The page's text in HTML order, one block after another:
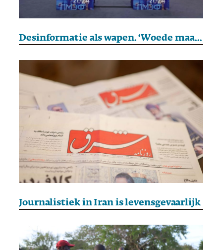
Desinformatie als wapen. ‘Woede maakt ons kwetsbaar voor manipulatie’
Journalistiek in Iran is levensgevaarlijk